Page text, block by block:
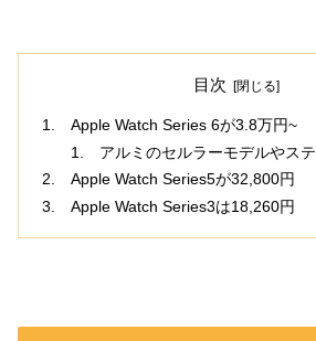
目次
Apple Watch Series 6が3.8万円~
アルミのセルラーモデルやス
Apple Watch Series5が32,800円
Apple Watch Series3は18,260円